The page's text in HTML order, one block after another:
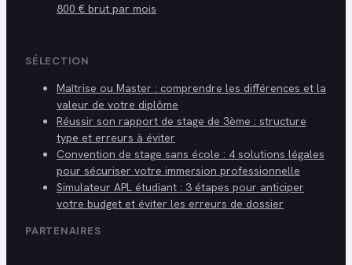
800 € brut par mois
SÉLECTION
Maîtrise ou Master : comprendre les différences et la
valeur de votre diplôme
Réussir son rapport de stage de 3ème : structure
type et erreurs à éviter
Convention de stage sans école : 4 solutions légales
pour sécuriser votre immersion professionnelle
Simulateur APL étudiant : 3 étapes pour anticiper
votre budget et éviter les erreurs de dossier
PARTENAIRES